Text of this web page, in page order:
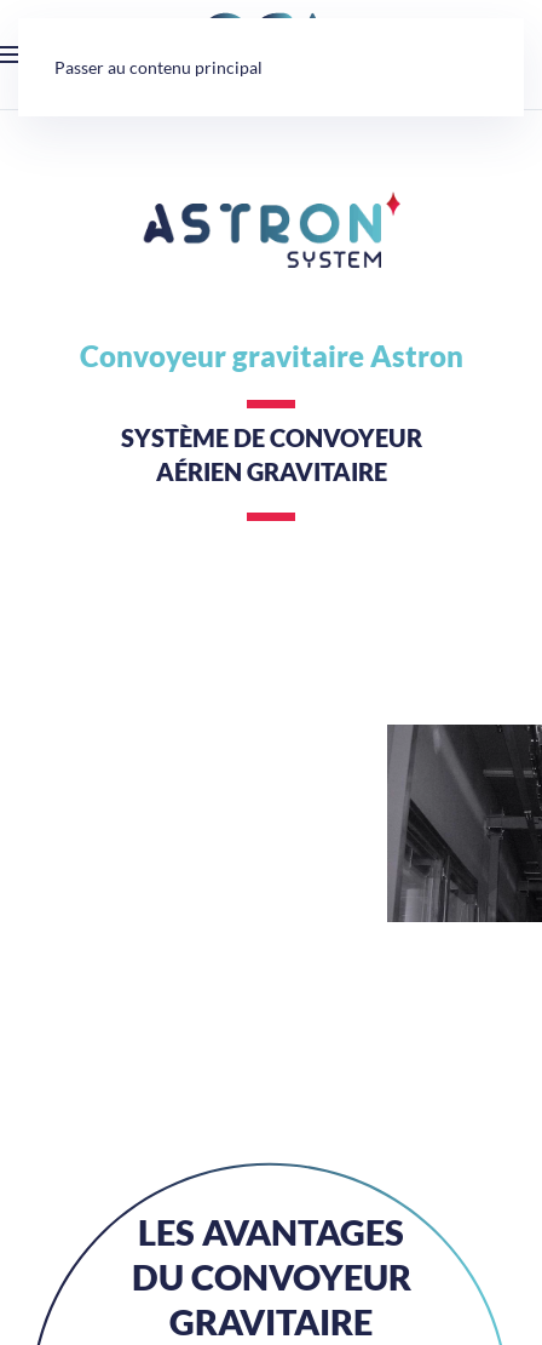
Passer au contenu principal
Convoyeur gravitaire Astron
SYSTÈME DE CONVOYEUR
AÉRIEN GRAVITAIRE
LES AVANTAGES
DU CONVOYEUR
GRAVITAIRE
Panneau de gestion des cookies